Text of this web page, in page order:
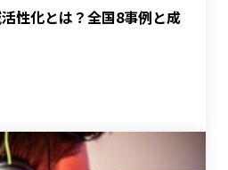
性化とは？全国8事例と成